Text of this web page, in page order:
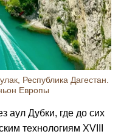
Республика Дагестан.
Европы
аул Дубки, где до сих
технологиям XVIII